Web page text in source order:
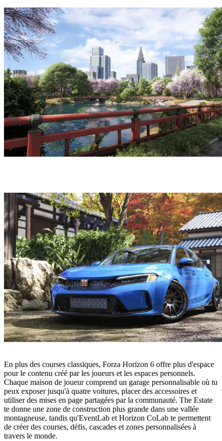
En plus des courses classiques, Forza Horizon 6 offre plus d'espace
pour le contenu créé par les joueurs et les espaces personnels.
Chaque maison de joueur comprend un garage personnalisable où tu
peux exposer jusqu'à quatre voitures, placer des accessoires et
utiliser des mises en page partagées par la communauté. The Estate
te donne une zone de construction plus grande dans une vallée
montagneuse, tandis qu'EventLab et Horizon CoLab te permettent
de créer des courses, défis, cascades et zones personnalisées à
travers le monde.